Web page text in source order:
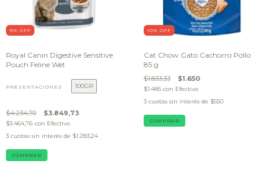
9% OFF
Royal Canin Digestive Sensitive
Pouch Feline Wet
PRESENTACIONES 100GR
$4.234,70 $3.849,73
$3.464,76 con Efectivo
3 cuotas sin interés de $1.283,24
COMPRAR
10% OFF
Cat Chow Gato Cachorro Pollo
85 g
$1.833,33 $1.650
$1.485 con Efectivo
3 cuotas sin interés de $550